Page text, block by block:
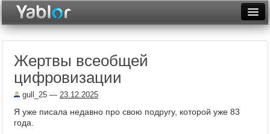
Неделя
Жертвы всеобщей
цифровизации
gull_25 — 23.12.2025
Я уже писала недавно про свою подругу, которой уже 83
года.